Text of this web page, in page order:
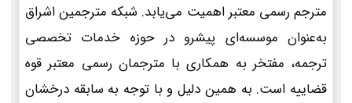
مترجم رسمی معتبر اهمیت می‌یابد. شبکه مترجمین اشراق
به‌عنوان موسسه‌ای پیشرو در حوزه خدمات تخصصی
ترجمه، مفتخر به همکاری با مترجمان رسمی معتبر قوه
قضاییه است. به همین دلیل و با توجه به سابقه درخشان